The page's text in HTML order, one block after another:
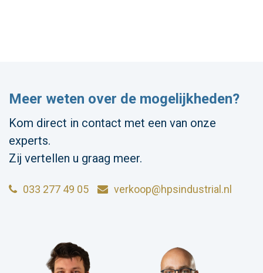
Meer weten over de mogelijkheden?
Kom direct in contact met een van onze
experts.
Zij vertellen u graag meer.
033 277 49 05 verkoop@hpsindustrial.nl